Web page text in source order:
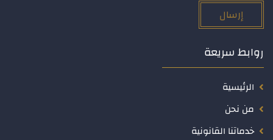
إرسال
روابط سريعة
الرئيسية
من نحن
خدماتنا القانونية